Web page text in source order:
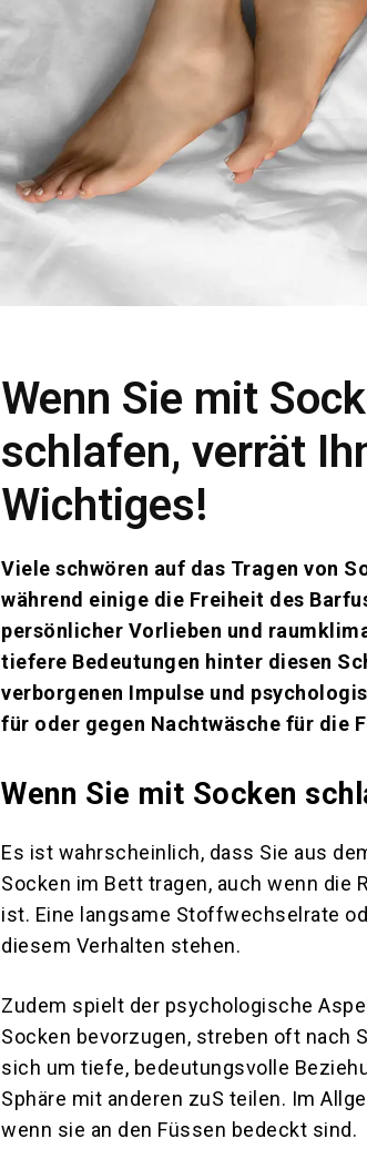
Wenn Sie mit
schlafen, verrät
Wichtiges!
Viele schwören auf das Tragen von
während einige die Freiheit des
persönlicher Vorlieben und
tiefere Bedeutungen hinter diesen
verborgenen Impulse und
für oder gegen Nachtwäsche für die
Wenn Sie mit Socken
Es ist wahrscheinlich, dass Sie aus
Socken im Bett tragen, auch wenn die
ist. Eine langsame Stoffwechselrate
diesem Verhalten stehen.
Zudem spielt der psychologische
Socken bevorzugen, streben oft nach
sich um tiefe, bedeutungsvolle
Sphäre mit anderen zuS teilen. Im
wenn sie an den Füssen bedeckt sind.